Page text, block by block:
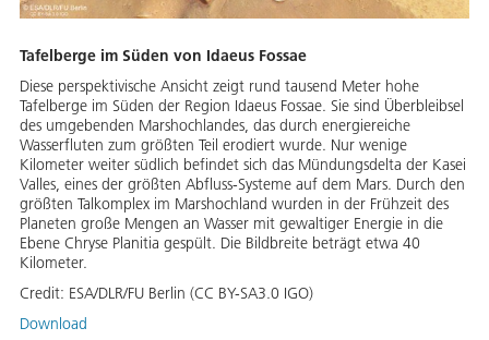
Tafelberge im Süden von Idaeus Fossae
Diese perspektivische Ansicht zeigt rund tausend Meter hohe
Tafelberge im Süden der Region Idaeus Fossae. Sie sind Überbleibsel
des umgebenden Marshochlandes, das durch energiereiche
Wasserfluten zum größten Teil erodiert wurde. Nur wenige
Kilometer weiter südlich befindet sich das Mündungsdelta der Kasei
Valles, eines der größten Abfluss-Systeme auf dem Mars. Durch den
größten Talkomplex im Marshochland wurden in der Frühzeit des
Planeten große Mengen an Wasser mit gewaltiger Energie in die
Ebene Chryse Planitia gespült. Die Bildbreite beträgt etwa 40
Kilometer.
Credit: ESA/DLR/FU Berlin (CC BY-SA3.0 IGO)
Download